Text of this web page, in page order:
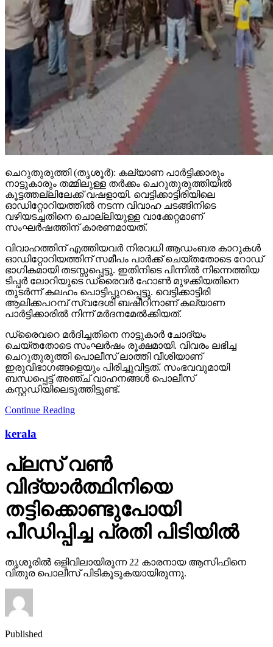
ചെറുതുരുത്തി (തൃശൂര്‍): കല്യാണ പാര്‍ട്ടിക്കാരും
നാട്ടുകാരും തമ്മിലുള്ള തര്‍ക്കം ചെറുതുരുത്തിയില്‍
കൂട്ടത്തല്ലിലേക്ക് വഷളായി. വെട്ടിക്കാട്ടിരിയിലെ
ഓഡിറ്റോറിയത്തില്‍ നടന്ന വിവാഹ ചടങ്ങിനിടെ
വഴിയടച്ചതിനെ ചൊല്ലിയുള്ള വാക്കേറ്റമാണ്
സംഘര്‍ഷത്തിന് കാരണമായത്.
വിവാഹത്തിന് എത്തിയവര്‍ നിരവധി ആഡംബര കാറുകള്‍
ഓഡിറ്റോറിയത്തിന് സമീപം പാര്‍ക്ക് ചെയ്തതോടെ റോഡ്
ഭാഗികമായി തടസ്സപ്പെട്ടു. ഇതിനിടെ പിന്നില്‍ നിന്നെത്തിയ
ടിപ്പര്‍ ലോറിയുടെ ഡ്രൈവര്‍ ഹോണ്‍ മുഴക്കിയതിനെ
തുടര്‍ന്ന് കലഹം പൊട്ടിപ്പുറപ്പെട്ടു. വെട്ടിക്കാട്ടിരി
ആലിക്കപറമ്പ് സ്വദേശി ബഷീറിനാണ് കല്യാണ
പാര്‍ട്ടിക്കാരില്‍ നിന്ന് മര്‍ദനമേല്‍ക്കിയത്.
ഡ്രൈവറെ മര്‍ദിച്ചതിനെ നാട്ടുകാര്‍ ചോദ്യം
ചെയ്തതോടെ സംഘര്‍ഷം രൂക്ഷമായി. വിവരം ലഭിച്ച
ചെറുതുരുത്തി പൊലീസ് ലാത്തി വീശിയാണ്
ഇരുവിഭാഗങ്ങളെയും പിരിച്ചുവിട്ടത്. സംഭവവുമായി
ബന്ധപ്പെട്ട് അഞ്ച് വാഹനങ്ങള്‍ പൊലീസ്
കസ്റ്റഡിയിലെടുത്തിട്ടുണ്ട്.
Continue Reading
kerala
പ്ലസ് വണ്‍
വിദ്യാര്‍ത്ഥിനിയെ
തട്ടിക്കൊണ്ടുപോയി
പീഡിപ്പിച്ച പ്രതി പിടിയില്‍
തൃശൂരില്‍ ഒളിവിലായിരുന്ന 22 കാരനായ ആസിഫിനെ
വിതുര പൊലീസ് പിടികൂടുകയായിരുന്നു.
Published